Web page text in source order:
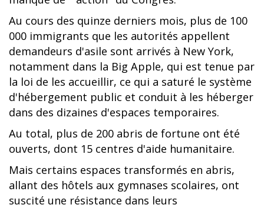
Au cours des quinze derniers mois, plus de 100
000 immigrants que les autorités appellent
demandeurs d'asile sont arrivés à New York,
notamment dans la Big Apple, qui est tenue par
la loi de les accueillir, ce qui a saturé le système
d'hébergement public et conduit à les héberger
dans des dizaines d'espaces temporaires.
Au total, plus de 200 abris de fortune ont été
ouverts, dont 15 centres d'aide humanitaire.
Mais certains espaces transformés en abris,
allant des hôtels aux gymnases scolaires, ont
suscité une résistance dans leurs